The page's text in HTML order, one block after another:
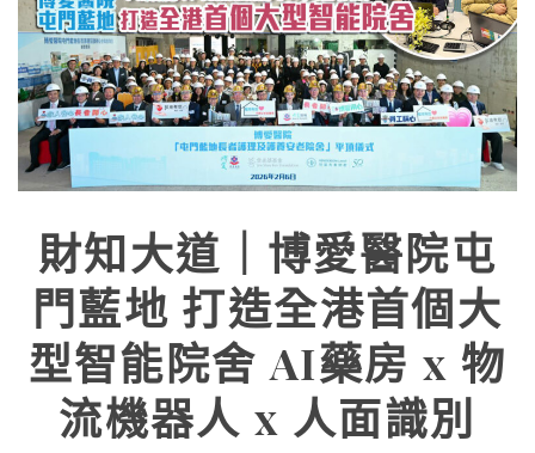
財知大道｜博愛醫院屯
門藍地 打造全港首個大
型智能院舍 AI藥房 x 物
流機器人 x 人面識別